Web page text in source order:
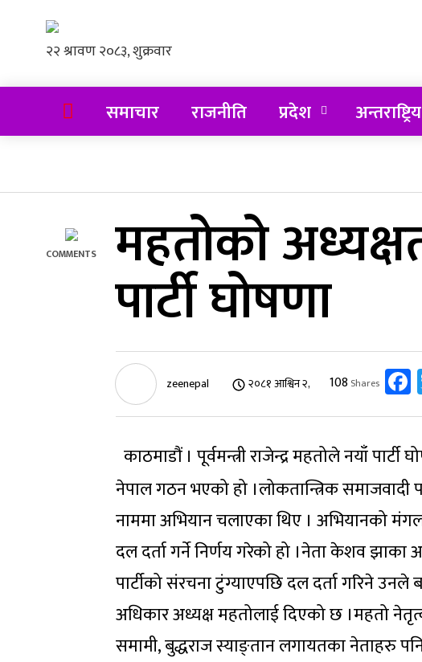
समाचार राजनीति प्रदेश अन्तराष्ट्रिय
COMMENTS महतोको
पार्टी घोषणा
zeenepal २०८१ आश्विन २, 108 Shares
काठमाडौं । पूर्वमन्त्री राजेन्द्र महतोले नयाँ पार्टी
नेपाल गठन भएको हो ।लोकतान्त्रिक समाजवादी
नाममा अभियान चलाएका थिए । अभियानको
दल दर्ता गर्ने निर्णय गरेको हो ।नेता केशव झाका
पार्टीको संरचना टुंग्याएपछि दल दर्ता गरिने
अधिकार अध्यक्ष महतोलाई दिएको छ ।महतो
समामी, बुद्धराज स्याङ्तान लगायतका नेताहरु